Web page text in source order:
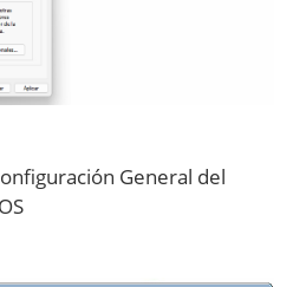
General del